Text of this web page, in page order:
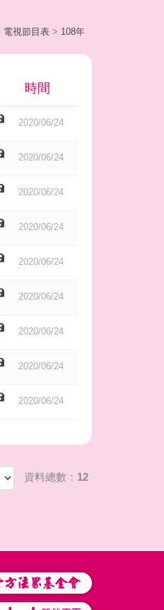
電視節目表 > 108年
時間
2020/06/24
2020/06/24
2020/06/24
2020/06/24
2020/06/24
2020/06/24
2020/06/24
2020/06/24
2020/06/24
資料總數：12